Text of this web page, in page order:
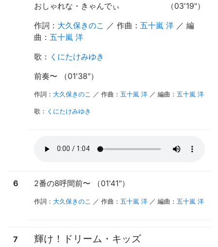
（03'19"）
おしゃれな・きゃんでぃ
作詞： 大久保きのこ ／ 作曲： 五十嵐 洋 ／ 編
曲： 五十嵐 洋
歌 ： くにたけみゆき
前奏〜 （01'38"）
作詞： 大久保きのこ ／ 作曲： 五十嵐 洋 ／ 編曲： 五十嵐 洋
歌 ： くにたけみゆき
6 2番の8呼間前〜 （01'41"）
作詞： 大久保きのこ ／ 作曲： 五十嵐 洋 ／ 編曲： 五十嵐 洋
7 輝け！ドリーム・キッズ